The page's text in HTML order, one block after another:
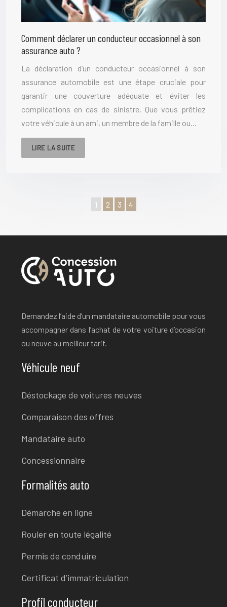
Comment déclarer un conducteur occasionnel à son
assurance auto ?
La déclaration d’un conducteur occasionnel à son
assurance automobile est une étape cruciale pour
garantir une couverture adéquate et éviter les
complications en cas de sinistre. Que vous prêtiez
votre véhicule à un ami, un membre de la famille ou…
LIRE LA SUITE
1 2 3 4
Demandez l’aide d’un mandataire automobile pour vous
accompagner dans l’achat de votre voiture d’occasion
ou neuve au meilleur tarif.
Véhicule neuf
Déstockage de voitures neuves
Comparaison des offres
Mandataire auto
Concessionnaire
Formalités auto
Démarche en ligne
Rouler en toute légalité
Permis de conduire
Certificat d’immatriculation
Profil conducteur